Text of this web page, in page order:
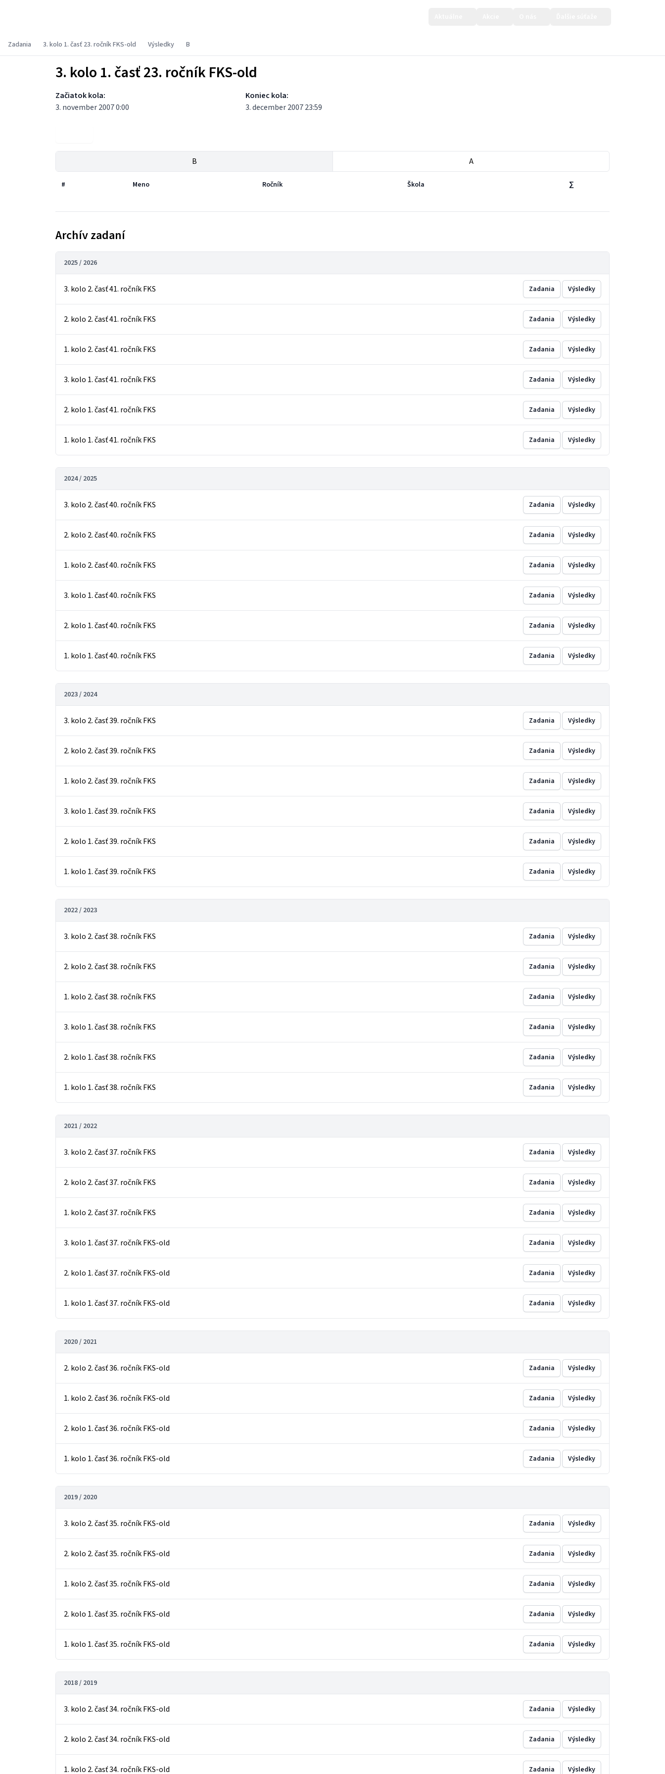
Zadania 3. kolo 1. časť 23. ročník FKS-old Výsledky B
3. kolo 1. časť 23. ročník FKS-old
Začiatok kola:
3. november 2007 0:00
Koniec kola:
3. december 2007 23:59
B A
# Meno Ročník Škola ∑
Archív zadaní
2025 / 2026
3. kolo 2. časť 41. ročník FKS Zadania Výsledky
2. kolo 2. časť 41. ročník FKS Zadania Výsledky
1. kolo 2. časť 41. ročník FKS Zadania Výsledky
3. kolo 1. časť 41. ročník FKS Zadania Výsledky
2. kolo 1. časť 41. ročník FKS Zadania Výsledky
1. kolo 1. časť 41. ročník FKS Zadania Výsledky
2024 / 2025
3. kolo 2. časť 40. ročník FKS Zadania Výsledky
2. kolo 2. časť 40. ročník FKS Zadania Výsledky
1. kolo 2. časť 40. ročník FKS Zadania Výsledky
3. kolo 1. časť 40. ročník FKS Zadania Výsledky
2. kolo 1. časť 40. ročník FKS Zadania Výsledky
1. kolo 1. časť 40. ročník FKS Zadania Výsledky
2023 / 2024
3. kolo 2. časť 39. ročník FKS Zadania Výsledky
2. kolo 2. časť 39. ročník FKS Zadania Výsledky
1. kolo 2. časť 39. ročník FKS Zadania Výsledky
3. kolo 1. časť 39. ročník FKS Zadania Výsledky
2. kolo 1. časť 39. ročník FKS Zadania Výsledky
1. kolo 1. časť 39. ročník FKS Zadania Výsledky
2022 / 2023
3. kolo 2. časť 38. ročník FKS Zadania Výsledky
2. kolo 2. časť 38. ročník FKS Zadania Výsledky
1. kolo 2. časť 38. ročník FKS Zadania Výsledky
3. kolo 1. časť 38. ročník FKS Zadania Výsledky
2. kolo 1. časť 38. ročník FKS Zadania Výsledky
1. kolo 1. časť 38. ročník FKS Zadania Výsledky
2021 / 2022
3. kolo 2. časť 37. ročník FKS Zadania Výsledky
2. kolo 2. časť 37. ročník FKS Zadania Výsledky
1. kolo 2. časť 37. ročník FKS Zadania Výsledky
3. kolo 1. časť 37. ročník FKS-old Zadania Výsledky
2. kolo 1. časť 37. ročník FKS-old Zadania Výsledky
1. kolo 1. časť 37. ročník FKS-old Zadania Výsledky
2020 / 2021
2. kolo 2. časť 36. ročník FKS-old Zadania Výsledky
1. kolo 2. časť 36. ročník FKS-old Zadania Výsledky
2. kolo 1. časť 36. ročník FKS-old Zadania Výsledky
1. kolo 1. časť 36. ročník FKS-old Zadania Výsledky
2019 / 2020
3. kolo 2. časť 35. ročník FKS-old Zadania Výsledky
2. kolo 2. časť 35. ročník FKS-old Zadania Výsledky
1. kolo 2. časť 35. ročník FKS-old Zadania Výsledky
2. kolo 1. časť 35. ročník FKS-old Zadania Výsledky
1. kolo 1. časť 35. ročník FKS-old Zadania Výsledky
2018 / 2019
3. kolo 2. časť 34. ročník FKS-old Zadania Výsledky
2. kolo 2. časť 34. ročník FKS-old Zadania Výsledky
1. kolo 2. časť 34. ročník FKS-old Zadania Výsledky